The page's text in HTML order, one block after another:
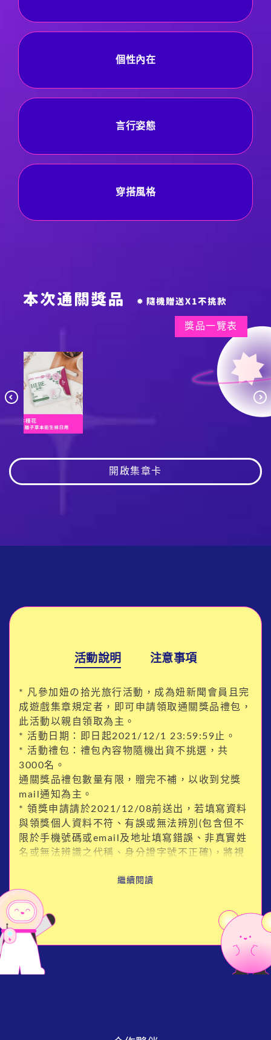
個性內在
言行姿態
穿搭風格
獎品一覽表
開啟集章卡
活動說明 注意事項
* 凡參加妞の拾光旅行活動，成為妞新聞會員且完
成遊戲集章規定者，即可申請領取通關獎品禮包，
此活動以親自領取為主。
* 活動日期：即日起2021/12/1 23:59:59止。
* 活動禮包：禮包內容物隨機出貨不挑選，共
3000名。
通關獎品禮包數量有限，贈完不補，以收到兌獎
mail通知為主。
* 領獎申請請於2021/12/08前送出，若填寫資料
與領獎個人資料不符、有誤或無法辨別(包含但不
限於手機號碼或email及地址填寫錯誤、非真實姓
名或無法辨識之代稱、身分證字號不正確)，將視
繼續閱讀